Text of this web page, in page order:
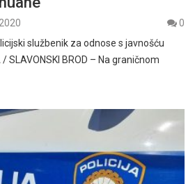
0
službenik za odnose s javnošću
/ SLAVONSKI BROD – Na graničnom